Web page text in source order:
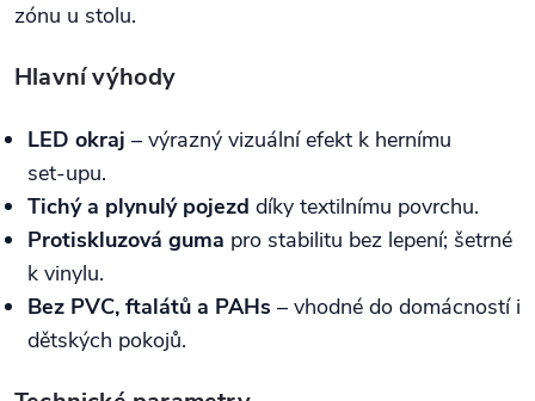
zónu u stolu.
Hlavní výhody
LED okraj – výrazný vizuální efekt k hernímu
set‑upu.
Tichý a plynulý pojezd díky textilnímu povrchu.
Protiskluzová guma pro stabilitu bez lepení; šetrné
k vinylu.
Bez PVC, ftalátů a PAHs – vhodné do domácností i
dětských pokojů.